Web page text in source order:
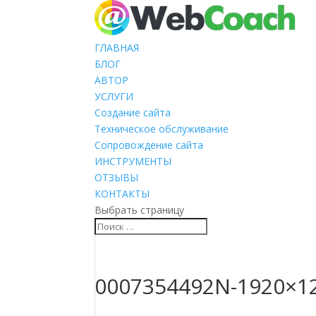
ГЛАВНАЯ
БЛОГ
АВТОР
УСЛУГИ
Создание сайта
Техническое обслуживание
Сопровождение сайта
ИНСТРУМЕНТЫ
ОТЗЫВЫ
КОНТАКТЫ
Выбрать страницу
0007354492N-